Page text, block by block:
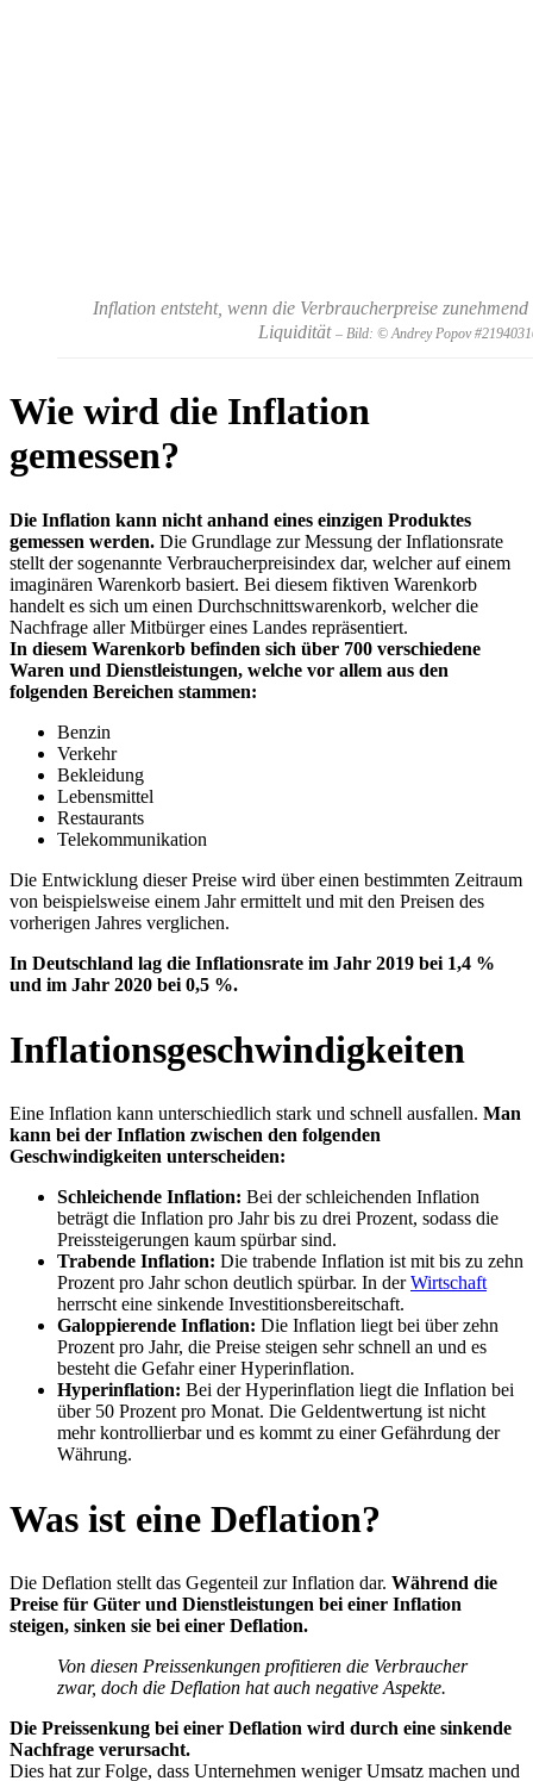
Inflation entsteht, wenn die Verbraucherpreise
Liquidität – Bild: © Andrey Popov
Wie wird die Inflation
gemessen?
Die Inflation kann nicht anhand eines einzigen Produktes
gemessen werden. Die Grundlage zur Messung der Inflationsrate
stellt der sogenannte Verbraucherpreisindex dar, welcher auf einem
imaginären Warenkorb basiert. Bei diesem fiktiven Warenkorb
handelt es sich um einen Durchschnittswarenkorb, welcher die
Nachfrage aller Mitbürger eines Landes repräsentiert.
In diesem Warenkorb befinden sich über 700 verschiedene
Waren und Dienstleistungen, welche vor allem aus den
folgenden Bereichen stammen:
Benzin
Verkehr
Bekleidung
Lebensmittel
Restaurants
Telekommunikation
Die Entwicklung dieser Preise wird über einen bestimmten Zeitraum
von beispielsweise einem Jahr ermittelt und mit den Preisen des
vorherigen Jahres verglichen.
In Deutschland lag die Inflationsrate im Jahr 2019 bei 1,4 %
und im Jahr 2020 bei 0,5 %.
Inflationsgeschwindigkeiten
Eine Inflation kann unterschiedlich stark und schnell ausfallen. Man
kann bei der Inflation zwischen den folgenden
Geschwindigkeiten unterscheiden:
Schleichende Inflation: Bei der schleichenden Inflation
beträgt die Inflation pro Jahr bis zu drei Prozent, sodass die
Preissteigerungen kaum spürbar sind.
Trabende Inflation: Die trabende Inflation ist mit bis zu zehn
Prozent pro Jahr schon deutlich spürbar. In derWirtschaft
herrscht eine sinkende Investitionsbereitschaft.
Galoppierende Inflation: Die Inflation liegt bei über zehn
Prozent pro Jahr, die Preise steigen sehr schnell an und es
besteht die Gefahr einer Hyperinflation.
Hyperinflation: Bei der Hyperinflation liegt die Inflation bei
über 50 Prozent pro Monat. Die Geldentwertung ist nicht
mehr kontrollierbar und es kommt zu einer Gefährdung der
Währung.
Was ist eine Deflation?
Die Deflation stellt das Gegenteil zur Inflation dar. Während die
Preise für Güter und Dienstleistungen bei einer Inflation
steigen, sinken sie bei einer Deflation.
Von diesen Preissenkungen profitieren die Verbraucher
zwar, doch die Deflation hat auch negative Aspekte.
Die Preissenkung bei einer Deflation wird durch eine sinkende
Nachfrage verursacht.
Dies hat zur Folge, dass Unternehmen weniger Umsatz machen und